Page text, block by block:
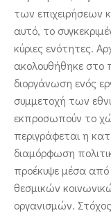
των επιχειρήσεων
αυτό, το
κύριες ενότητες.
ακολουθήθηκε στο
διοργάνωση ενός
συμμετοχή των
εκπροσωπούν το
περιγράφεται η
διαμόρφωση
προέκυψε μέσα
θεσμικών
οργανισμών.